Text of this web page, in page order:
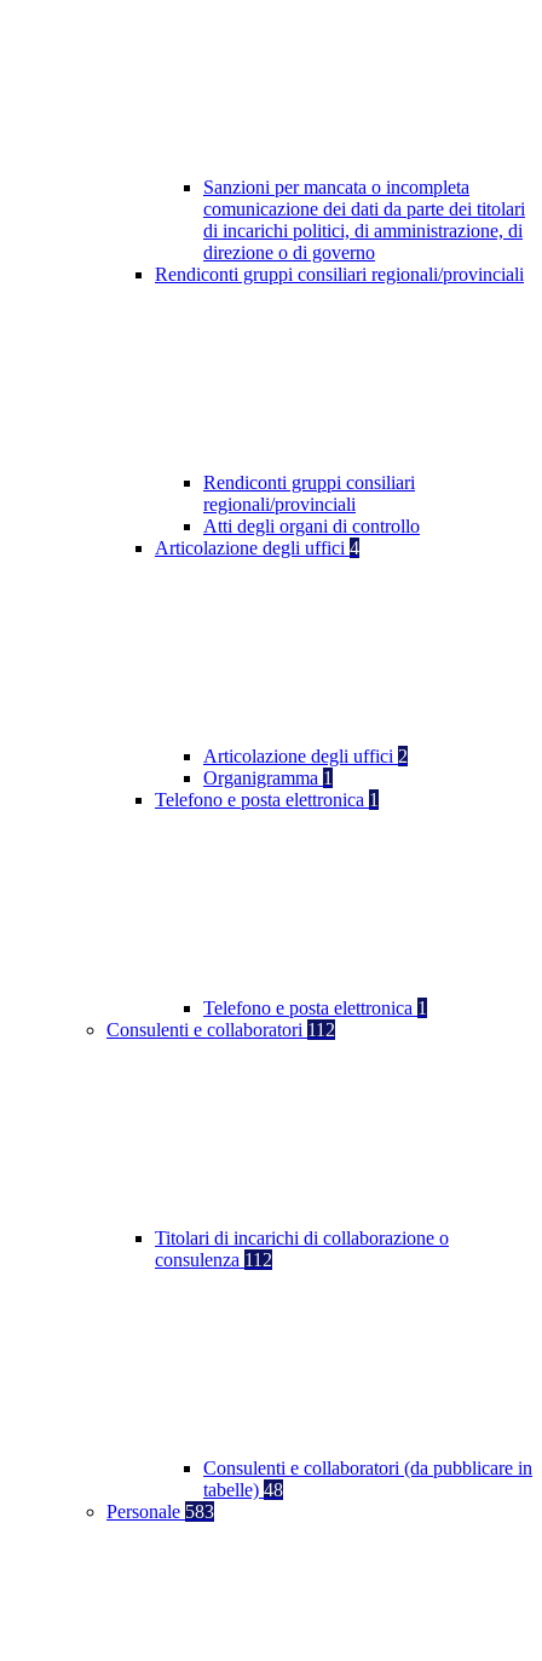
Sanzioni per mancata o incompleta
comunicazione dei dati da parte dei titolari
di incarichi politici, di amministrazione, di
direzione o di governo
Rendiconti gruppi consiliari regionali/provinciali
Rendiconti gruppi consiliari
regionali/provinciali
Atti degli organi di controllo
Articolazione degli uffici 4
Articolazione degli uffici 2
Organigramma 1
Telefono e posta elettronica 1
Telefono e posta elettronica 1
Consulenti e collaboratori 112
Titolari di incarichi di collaborazione o
consulenza 112
Consulenti e collaboratori (da pubblicare in
tabelle) 48
Personale 583